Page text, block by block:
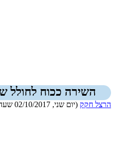
השירה ככוח לחולל
הרצל חקק (יום שני, 02/10/2017 שעה 19:00)